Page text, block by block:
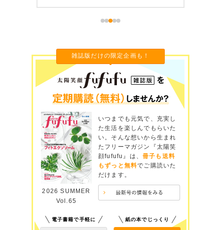
雑誌版だけの限定企画も！
2026 SUMMER
Vol.65
いつまでも元気で、充実し
た生活を楽しんでもらいた
い。そんな想いから生まれ
たフリーマガジン『太陽笑
顔fufufu』は、 冊子も送料
もずっと無料でご購読いた
だけます。
電子書籍で手軽に 紙の本でじっくり